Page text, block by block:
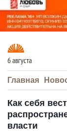
6 августа
Главная
Как себя
власти